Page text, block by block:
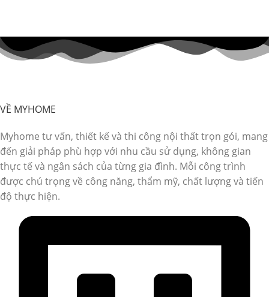
VỀ MYHOME
Myhome tư vấn, thiết kế và thi công nội thất trọn gói, mang
đến giải pháp phù hợp với nhu cầu sử dụng, không gian
thực tế và ngân sách của từng gia đình. Mỗi công trình
được chú trọng về công năng, thẩm mỹ, chất lượng và tiến
độ thực hiện.